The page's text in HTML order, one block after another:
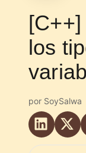
los
por SoySalwa